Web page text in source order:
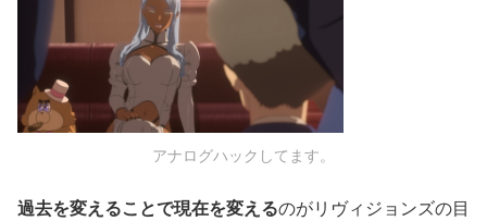
アナログハックしてます。
過去を変えることで現在を変えるのがリヴィジョンズの目